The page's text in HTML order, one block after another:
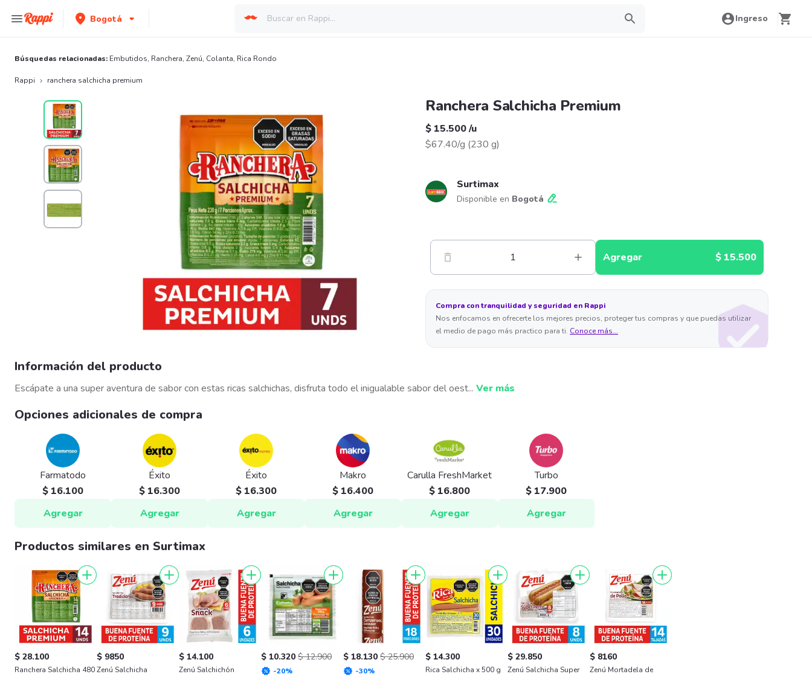
Bogotá Ingreso
Búsquedas relacionadas: Embutidos, Ranchera, Zenú, Colanta, Rica Rondo
Rappi ranchera salchicha premium
Ranchera Salchicha Premium
$ 15.500/u
$67.40/g (230 g)
Surtimax
Disponible en Bogotá
1 Agregar $ 15.500
Compra con tranquilidad y seguridad en Rappi
Nos enfocamos en ofrecerte los mejores precios, proteger tus compras y que puedas utilizar
el medio de pago más practico para ti. Conoce más...
Información del producto
Escápate a una super aventura de sabor con estas ricas salchichas, disfruta todo el inigualable sabor del oest... Ver más
Opciones adicionales de compra
Farmatodo
$ 16.100
Agregar
Éxito
$ 16.300
Agregar
Éxito
$ 16.300
Agregar
Makro
$ 16.400
Agregar
Carulla FreshMarket
$ 16.800
Agregar
Turbo
$ 17.900
Agregar
Productos similares en Surtimax
$ 28.100
Ranchera Salchicha 480
$ 9850
Zenú Salchicha
$ 14.100
Zenú Salchichón
$ 10.320 $ 12.900
-20%
$ 18.130 $ 25.900
-30%
$ 14.300
Rica Salchicha x 500 g
$ 29.850
Zenú Salchicha Super
$ 8160
Zenú Mortadela de